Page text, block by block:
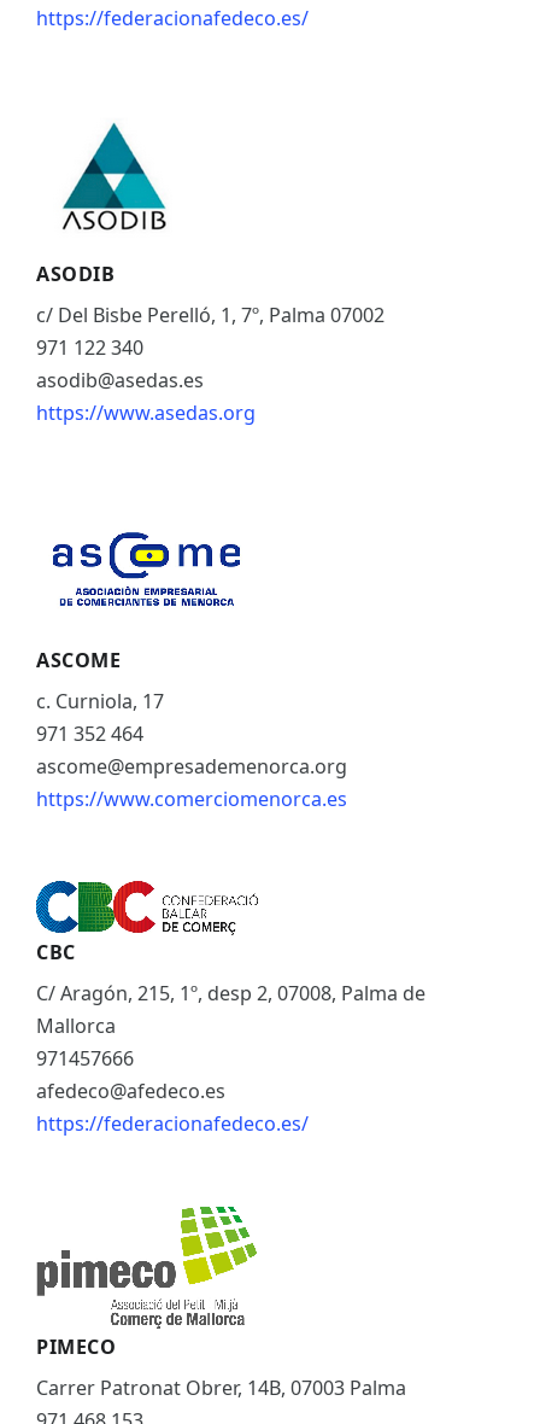
https://federacionafedeco.es/
ASODIB
c/ Del Bisbe Perelló, 1, 7º, Palma 07002
971 122 340
asodib@asedas.es
https://www.asedas.org
ASCOME
c. Curniola, 17
971 352 464
ascome@empresademenorca.org
https://www.comerciomenorca.es
CBC
C/ Aragón, 215, 1º, desp 2, 07008, Palma de
Mallorca
971457666
afedeco@afedeco.es
https://federacionafedeco.es/
PIMECO
Carrer Patronat Obrer, 14B, 07003 Palma